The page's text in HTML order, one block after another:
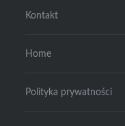
Kontakt
Home
Polityka prywatności